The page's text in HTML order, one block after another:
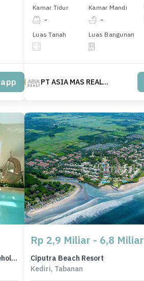
Kamar Tidur
-
Kamar Mandi
-
Luas Tanah Luas Bangunan
PT ASIA MAS REALTY
Villa Ready Unit Uluwatu Jimbaran SHM Freehold Leasehold
Rp 2,9 Miliar - 6,8 Miliar
Ciputra Beach Resort
Kediri, Tabanan